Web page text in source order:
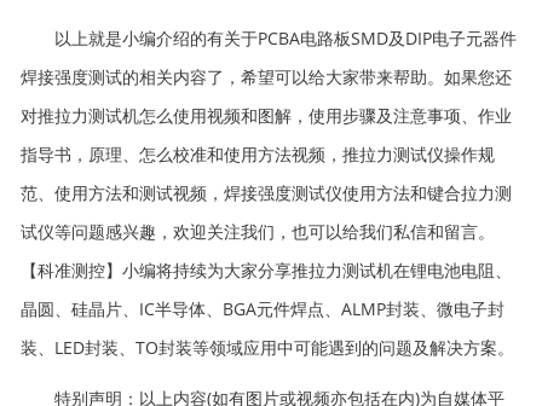
以上就是小编介绍的有关于PCBA电路板SMD及DIP电子元器件
焊接强度测试的相关内容了，希望可以给大家带来帮助。如果您还
对推拉力测试机怎么使用视频和图解，使用步骤及注意事项、作业
指导书，原理、怎么校准和使用方法视频，推拉力测试仪操作规
范、使用方法和测试视频，焊接强度测试仪使用方法和键合拉力测
试仪等问题感兴趣，欢迎关注我们，也可以给我们私信和留言。
【科准测控】小编将持续为大家分享推拉力测试机在锂电池电阻、
晶圆、硅晶片、IC半导体、BGA元件焊点、ALMP封装、微电子封
装、LED封装、TO封装等领域应用中可能遇到的问题及解决方案。
特别声明：以上内容(如有图片或视频亦包括在内)为自媒体平